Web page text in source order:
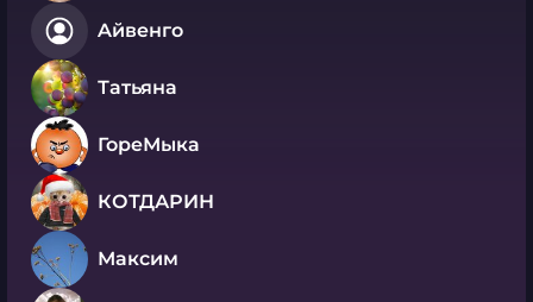
Aйвенго
Татьяна
ГореМыка
КОТДАРИН
Максим